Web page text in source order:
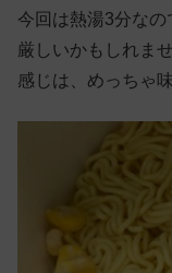
今回は熱湯3分な
厳しいかもしれま
感じは、めっちゃ